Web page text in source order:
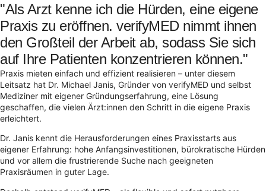
"Als Arzt kenne ich die Hürden, eine eigene
Praxis zu eröffnen. verifyMED nimmt ihnen
den Großteil der Arbeit ab, sodass Sie sich
auf Ihre Patienten konzentrieren können."
Praxis mieten einfach und effizient realisieren – unter diesem
Leitsatz hat Dr. Michael Janis, Gründer von verifyMED und selbst
Mediziner mit eigener Gründungserfahrung, eine Lösung
geschaffen, die vielen Ärzt:innen den Schritt in die eigene Praxis
erleichtert.
Dr. Janis kennt die Herausforderungen eines Praxisstarts aus
eigener Erfahrung: hohe Anfangsinvestitionen, bürokratische Hürden
und vor allem die frustrierende Suche nach geeigneten
Praxisräumen in guter Lage.